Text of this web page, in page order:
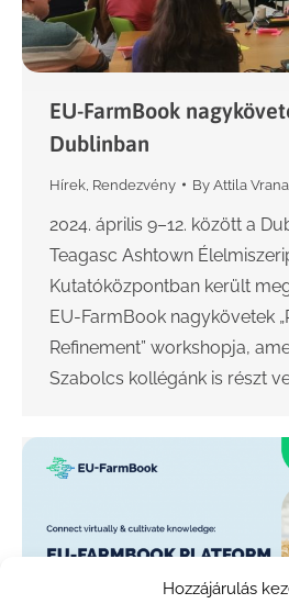
Hozzájárulás
EU-FarmBook
Dublinban
Hírek Rendezvény By Attila Vrana
2024. április 9–12. között a
Teagasc Ashtown
Kutatóközpontban került
EU-FarmBook nagykövetek
Refinement” workshopja,
Szabolcs kollégánk is részt